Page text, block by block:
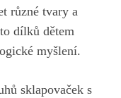
různé tvary a
dílků dětem
myšlení.
sklapovaček s